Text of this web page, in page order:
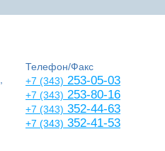
Телефон/Факс
+7 (343) 253-05-03
+7 (343) 253-80-16
+7 (343) 352-44-63
+7 (343) 352-41-53